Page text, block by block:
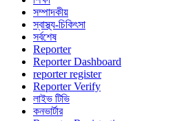
সম্পাদকীয়
স্বাস্থ্য-চিকিৎসা
সর্বশেষ
Reporter
Reporter Dashboard
reporter register
Reporter Verify
লাইভ টিভি
কনভার্টার